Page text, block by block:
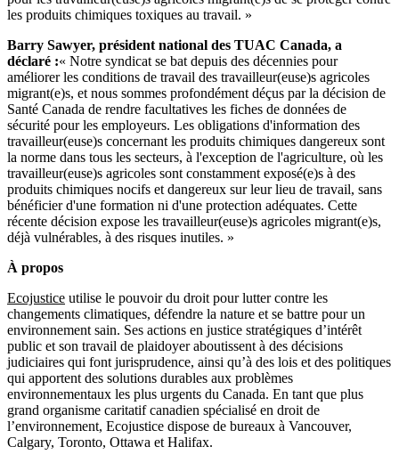
les produits chimiques toxiques au travail. »
Barry Sawyer, président national des TUAC Canada, a
déclaré :« Notre syndicat se bat depuis des décennies pour
améliorer les conditions de travail des travailleur(euse)s agricoles
migrant(e)s, et nous sommes profondément déçus par la décision de
Santé Canada de rendre facultatives les fiches de données de
sécurité pour les employeurs. Les obligations d'information des
travailleur(euse)s concernant les produits chimiques dangereux sont
la norme dans tous les secteurs, à l'exception de l'agriculture, où les
travailleur(euse)s agricoles sont constamment exposé(e)s à des
produits chimiques nocifs et dangereux sur leur lieu de travail, sans
bénéficier d'une formation ni d'une protection adéquates. Cette
récente décision expose les travailleur(euse)s agricoles migrant(e)s,
déjà vulnérables, à des risques inutiles. »
À propos
Ecojustice utilise le pouvoir du droit pour lutter contre les
changements climatiques, défendre la nature et se battre pour un
environnement sain. Ses actions en justice stratégiques d’intérêt
public et son travail de plaidoyer aboutissent à des décisions
judiciaires qui font jurisprudence, ainsi qu’à des lois et des politiques
qui apportent des solutions durables aux problèmes
environnementaux les plus urgents du Canada. En tant que plus
grand organisme caritatif canadien spécialisé en droit de
l’environnement, Ecojustice dispose de bureaux à Vancouver,
Calgary, Toronto, Ottawa et Halifax.